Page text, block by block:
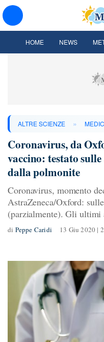
HOME NEWS
ALTRE SCIENZE »
Coronavirus, da
vaccino: testato
dalla polmonite
Coronavirus, momento
AstraZeneca/Oxford:
(parzialmente). Gli ultimi
di Peppe Caridi 13 Giu 2020 |